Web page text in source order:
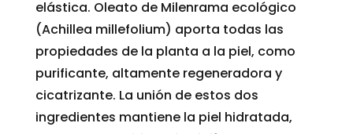
elástica. Oleato de Milenrama ecológico
(Achillea millefolium) aporta todas las
propiedades de la planta a la piel, como
purificante, altamente regeneradora y
cicatrizante. La unión de estos dos
ingredientes mantiene la piel hidratada,